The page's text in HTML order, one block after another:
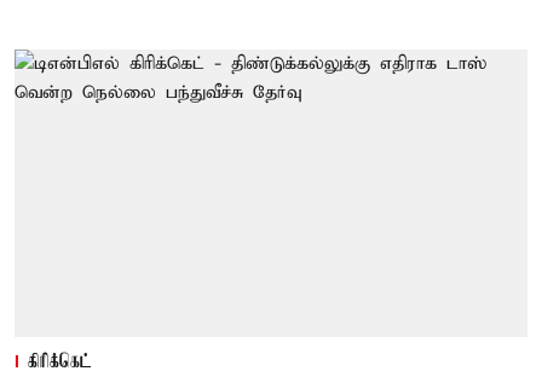
கிரிக்கெட்